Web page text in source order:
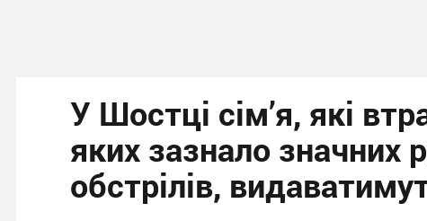
У Шостці сім’я, які
яких зазнало значних
обстрілів,